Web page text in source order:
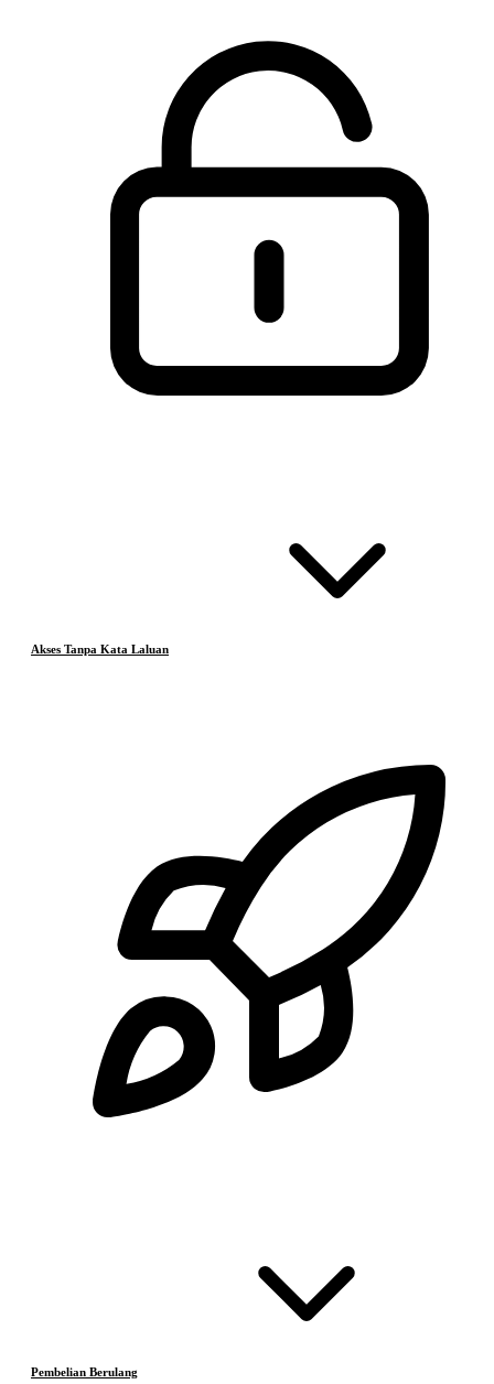
Akses Tanpa Kata Laluan
Pembelian Berulang